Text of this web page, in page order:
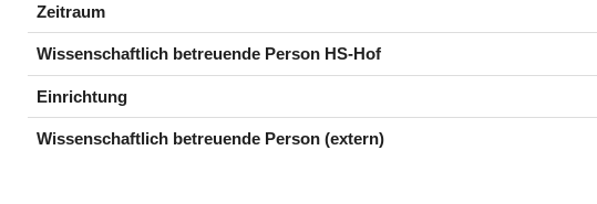
Zeitraum
Wissenschaftlich betreuende Person HS-Hof
Einrichtung
Wissenschaftlich betreuende Person (extern)